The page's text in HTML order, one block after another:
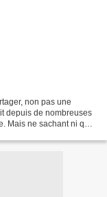
non pas une
depuis de nombreuses
Mais ne sachant ni quoi